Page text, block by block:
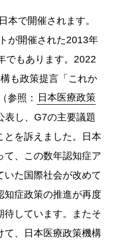
で開催されます。
が開催された2013年
でもあります。2022
も政策提言「これか
参照：
日本医療政策
表し、G7の主要議題
とを訴えました。日本
て、この数年認知症ア
いた国際社会が改めて
知症政策の推進が再度
待しています。またそ
て、日本医療政策機構